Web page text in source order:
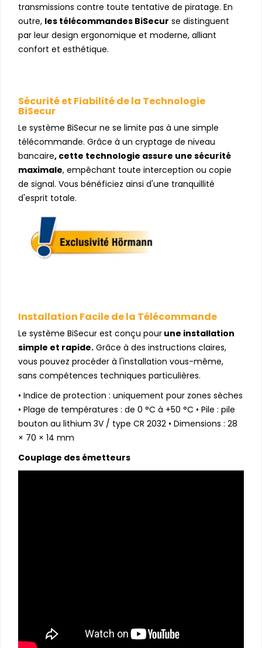
transmissions contre toute tentative de piratage. En
outre, les télécommandes BiSecur se distinguent
par leur design ergonomique et moderne, alliant
confort et esthétique.
Sécurité et Fiabilité de la Technologie
BiSecur
Le système BiSecur ne se limite pas à une simple
télécommande. Grâce à un cryptage de niveau
bancaire, cette technologie assure une sécurité
maximale, empêchant toute interception ou copie
de signal. Vous bénéficiez ainsi d'une tranquillité
d'esprit totale.
Installation Facile de la Télécommande
Le système BiSecur est conçu pour une installation
simple et rapide. Grâce à des instructions claires,
vous pouvez procéder à l'installation vous-même,
sans compétences techniques particulières.
• Indice de protection : uniquement pour zones sèches
• Plage de températures : de 0 °C à +50 °C • Pile : pile
bouton au lithium 3V / type CR 2032 • Dimensions : 28
× 70 × 14 mm
Couplage des émetteurs